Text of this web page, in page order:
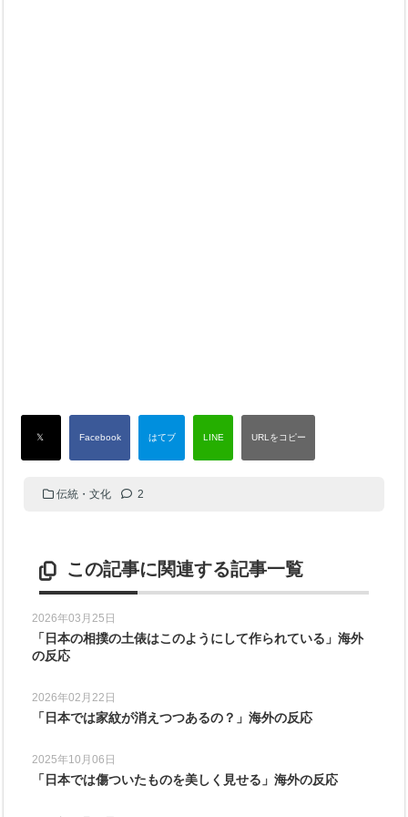
伝統・文化 2
この記事に関連する記事一覧
2026年03月25日
「日本の相撲の土俵はこのようにして作られている」海外
の反応
2026年02月22日
「日本では家紋が消えつつあるの？」海外の反応
2025年10月06日
「日本では傷ついたものを美しく見せる」海外の反応